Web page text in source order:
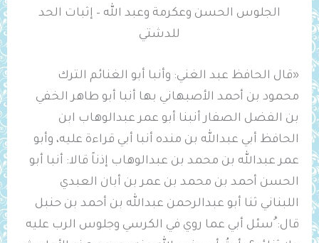
الجلوس الحسن وعكرمة وعبد الله – إثبات الحد
للدشتي
«قال الحافظ عبد الغني: وأنبا أبو الغنائم الترك
محمود بن أحمد الأصبهاني بها أنبا أبو طاهر الخفي
بن الفضل الصفار أنبنا أبو عمر عبدالوهاب ابن
الحافظ أبي عبدالله بن منده أنبا أبي قراءة عليه، وأبو
عمر عبدالله بن محمد بن عبدالوهاب إذناً قالا: أنبا أبو
الحسن أحمد بن محمد بن عمر بن أبان العبدي
اللبناني ثنا أبو عبدالرحمن عبدالله بن أحمد بن حنبل
قال: ُسئل أبي عما روي في الكرسي وجلوس الرب عليه